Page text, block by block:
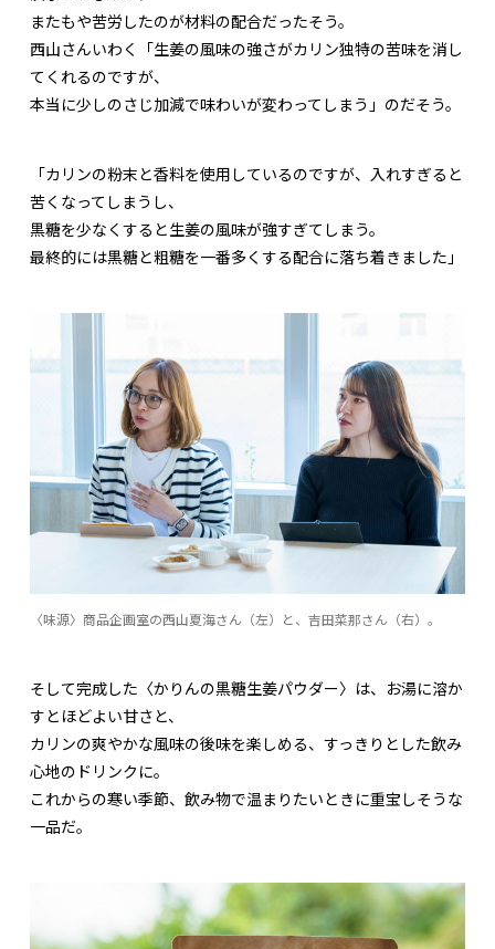
またもや苦労したのが材料の配合だったそう。
西山さんいわく「生姜の風味の強さがカリン独特の苦味を消し
てくれるのですが、
本当に少しのさじ加減で味わいが変わってしまう」のだそう。
「カリンの粉末と香料を使用しているのですが、入れすぎると
苦くなってしまうし、
黒糖を少なくすると生姜の風味が強すぎてしまう。
最終的には黒糖と粗糖を一番多くする配合に落ち着きました」
〈味源〉商品企画室の西山夏海さん（左）と、吉田菜那さん（右）。
そして完成した〈かりんの黒糖生姜パウダー〉は、お湯に溶か
すとほどよい甘さと、
カリンの爽やかな風味の後味を楽しめる、すっきりとした飲み
心地のドリンクに。
これからの寒い季節、飲み物で温まりたいときに重宝しそうな
一品だ。